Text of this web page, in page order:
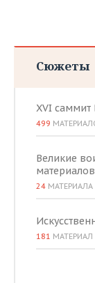
Сюжеты
XVI
499
Великие
материалов
24 МАТЕРИАЛА
181 МАТЕРИАЛ